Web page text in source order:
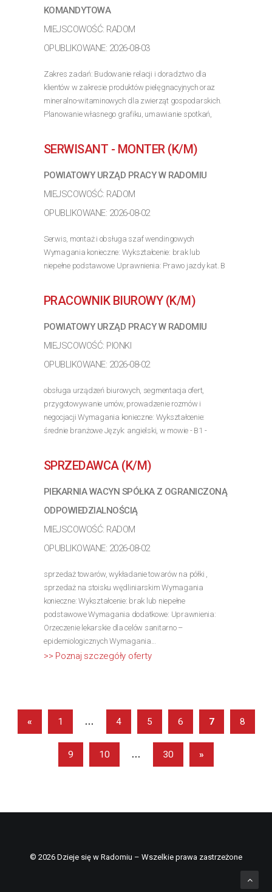
KOMANDYTOWA
MIEJSCOWOŚĆ: RADOM
OPUBLIKOWANE: 2026-08-03
Zakres zadań: Budowanie relacji i doradztwo dla
klientów w zakresie produktów pielęgnacyjnych oraz
mineralno-witaminowych dla zwierząt gospodarskich.
Planowanie własnego grafiku, umawianie spotkań,
>> Poznaj szczegóły oferty
SERWISANT - MONTER (K/M)
POWIATOWY URZĄD PRACY W RADOMIU
MIEJSCOWOŚĆ: RADOM
OPUBLIKOWANE: 2026-08-02
Serwis, montaż i obsługa szaf wendingowych
Wymagania konieczne: Wykształcenie: brak lub
niepełne podstawowe Uprawnienia: Prawo jazdy kat. B
>> Poznaj szczegóły oferty
PRACOWNIK BIUROWY (K/M)
POWIATOWY URZĄD PRACY W RADOMIU
MIEJSCOWOŚĆ: PIONKI
OPUBLIKOWANE: 2026-08-02
obsługa urządzeń biurowych, segmentacja ofert,
przygotowywanie umów, prowadzenie rozmów i
negocjacji Wymagania konieczne: Wykształcenie:
średnie branżowe Język: angielski, w mowie - B1 -
>> Poznaj szczegóły oferty
SPRZEDAWCA (K/M)
PIEKARNIA WACYN SPÓŁKA Z OGRANICZONĄ
ODPOWIEDZIALNOŚCIĄ
MIEJSCOWOŚĆ: RADOM
OPUBLIKOWANE: 2026-08-02
sprzedaż towarów, wykładanie towarów na półki ,
sprzedaż na stoisku wędliniarskim Wymagania
konieczne: Wykształcenie: brak lub niepełne
podstawowe Wymagania dodatkowe: Uprawnienia:
Orzeczenie lekarskie dla celów sanitarno –
epidemiologicznych Wymagania...
>> Poznaj szczegóły oferty
« 1 ... 4 5 6 7 8
9 10 ... 30 »
© 2026 Dzieje się w Radomiu – Wszelkie prawa zastrzeżone